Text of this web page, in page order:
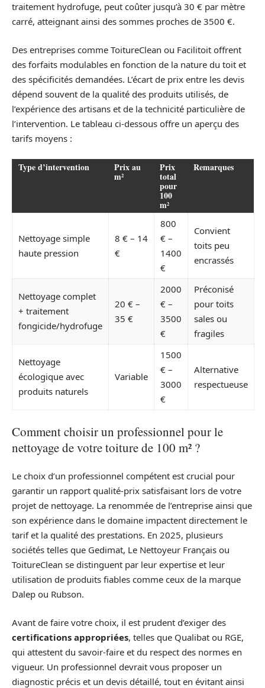
traitement hydrofuge, peut coûter jusqu’à 30 € par mètre
carré, atteignant ainsi des sommes proches de 3500 €.
Des entreprises comme ToitureClean ou Facilitoit offrent
des forfaits modulables en fonction de la nature du toit et
des spécificités demandées. L’écart de prix entre les devis
dépend souvent de la qualité des produits utilisés, de
l’expérience des artisans et de la technicité particulière de
l’intervention. Le tableau ci-dessous offre un aperçu des
tarifs moyens :
Type d’intervention Prix au
m²
Prix
total
pour
100
m²
Remarques
Nettoyage simple
haute pression
8 € – 14
€
800
€ –
1400
€
Convient
toits peu
encrassés
Nettoyage complet
+ traitement
fongicide/hydrofuge
20 € –
35 €
2000
€ –
3500
€
Préconisé
pour toits
sales ou
fragiles
Nettoyage
écologique avec
produits naturels
Variable
1500
€ –
3000
€
Alternative
respectueuse
Comment choisir un professionnel pour le
nettoyage de votre toiture de 100 m² ?
Le choix d’un professionnel compétent est crucial pour
garantir un rapport qualité-prix satisfaisant lors de votre
projet de nettoyage. La renommée de l’entreprise ainsi que
son expérience dans le domaine impactent directement le
tarif et la qualité des prestations. En 2025, plusieurs
sociétés telles que Gedimat, Le Nettoyeur Français ou
ToitureClean se distinguent par leur expertise et leur
utilisation de produits fiables comme ceux de la marque
Dalep ou Rubson.
Avant de faire votre choix, il est prudent d’exiger des
certifications appropriées, telles que Qualibat ou RGE,
qui attestent du savoir-faire et du respect des normes en
vigueur. Un professionnel devrait vous proposer un
diagnostic précis et un devis détaillé, tout en évitant ainsi